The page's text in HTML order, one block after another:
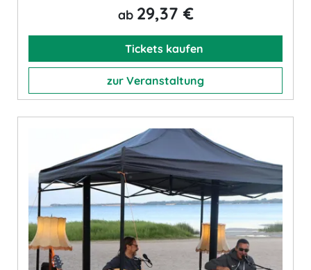
ab 29,37 €
Tickets kaufen
zur Veranstaltung